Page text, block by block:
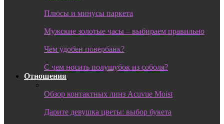
Плюсы и минусы паркета
Мужские золотые часы – выбираем правильно
Чем удобен повербанк?
С чем носить полушубок из соболя?
Отношения
Обзор контактных линз Acuvue Moist
Дарите девушка цветы: выбор букета